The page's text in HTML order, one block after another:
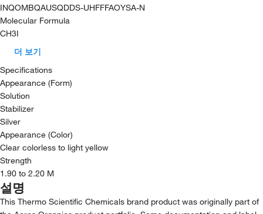
INQOMBQAUSQDDS-UHFFFAOYSA-N
Molecular Formula
CH3I
더 보기
Specifications
Appearance (Form)
Solution
Stabilizer
Silver
Appearance (Color)
Clear colorless to light yellow
Strength
1.90 to 2.20 M
설명
This Thermo Scientific Chemicals brand product was originally part of